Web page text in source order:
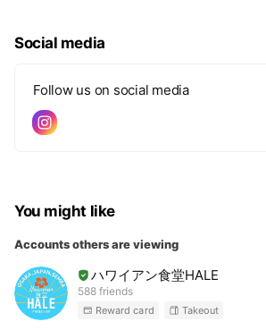
Social media
Follow us on social media
You might like
Accounts others are viewing
ハワイアン食堂HALE
588 friends
Reward card Takeout